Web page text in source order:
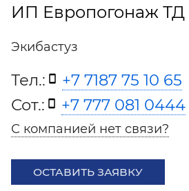
ИП Европогонаж ТД
Экибастуз
Тел.:
+7 7187 75 10 65
Сот.:
+7 777 081 0444
С компанией нет связи?
ОСТАВИТЬ ЗАЯВКУ